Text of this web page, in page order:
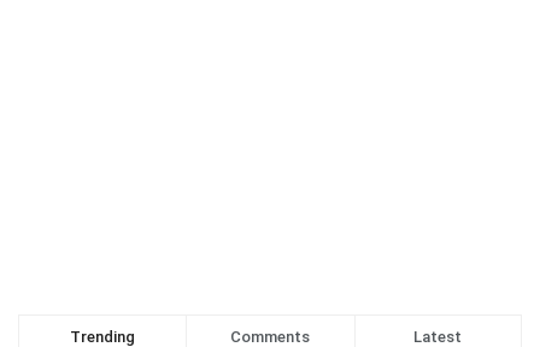
Trending Comments Latest